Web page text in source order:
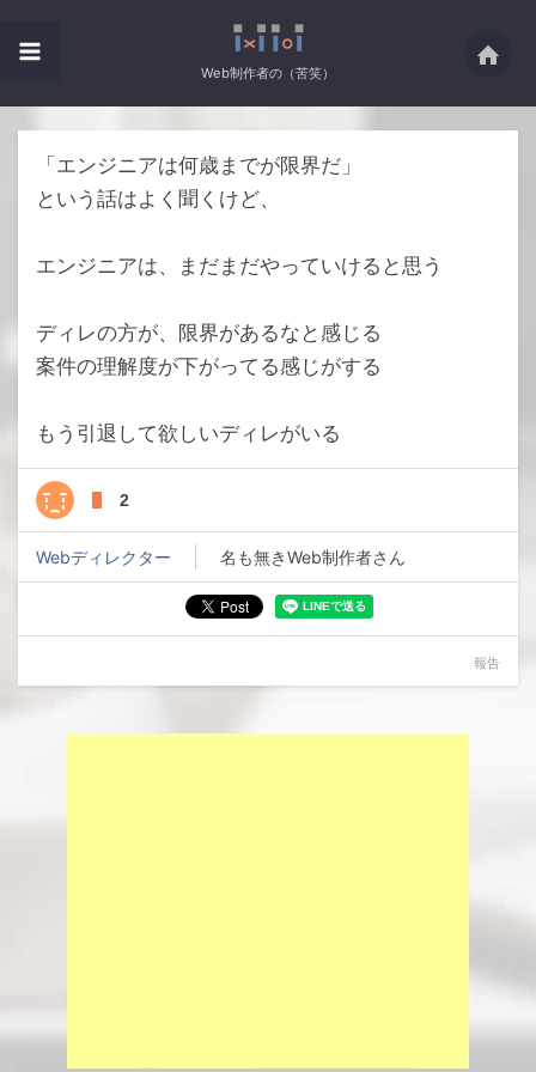
Web制作者の（苦笑）
「エンジニアは何歳までが限界だ」
という話はよく聞くけど、
エンジニアは、まだまだやっていけると思う
ディレの方が、限界があるなと感じる
案件の理解度が下がってる感じがする
もう引退して欲しいディレがいる
2
Webディレクター 名も無きWeb制作者さん
報告